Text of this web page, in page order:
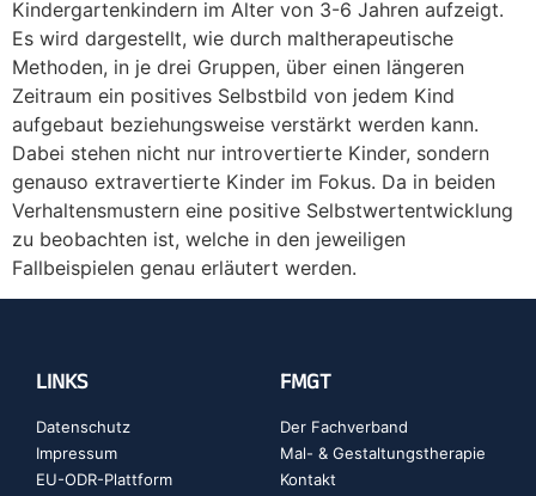
Kindergartenkindern im Alter von 3-6 Jahren aufzeigt.
Es wird dargestellt, wie durch maltherapeutische
Methoden, in je drei Gruppen, über einen längeren
Zeitraum ein positives Selbstbild von jedem Kind
aufgebaut beziehungsweise verstärkt werden kann.
Dabei stehen nicht nur introvertierte Kinder, sondern
genauso extravertierte Kinder im Fokus. Da in beiden
Verhaltensmustern eine positive Selbstwertentwicklung
zu beobachten ist, welche in den jeweiligen
Fallbeispielen genau erläutert werden.
LINKS
Datenschutz
Impressum
EU-ODR-Plattform
FMGT
Der Fachverband
Mal- & Gestaltungstherapie
Kontakt